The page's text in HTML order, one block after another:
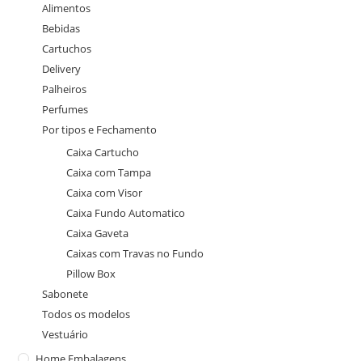
Alimentos
Bebidas
Cartuchos
Delivery
Palheiros
Perfumes
Por tipos e Fechamento
Caixa Cartucho
Caixa com Tampa
Caixa com Visor
Caixa Fundo Automatico
Caixa Gaveta
Caixas com Travas no Fundo
Pillow Box
Sabonete
Todos os modelos
Vestuário